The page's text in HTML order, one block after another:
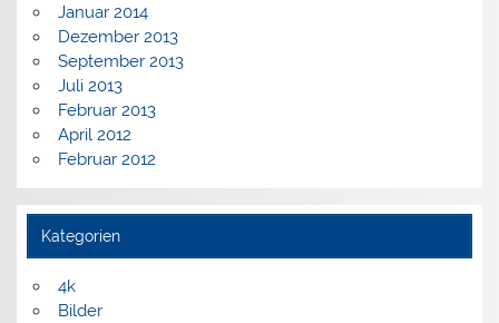
Januar 2014
Dezember 2013
September 2013
Juli 2013
Februar 2013
April 2012
Februar 2012
Kategorien
4k
Bilder